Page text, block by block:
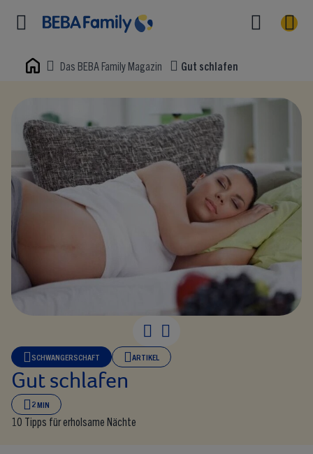
Home Das BEBA Family Magazin Gut schlafen
SCHWANGERSCHAFT ARTIKEL
Gut schlafen
2 MIN
10 Tipps für erholsame Nächte